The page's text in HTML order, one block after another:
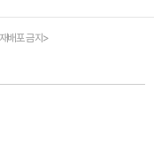
배포 금지>